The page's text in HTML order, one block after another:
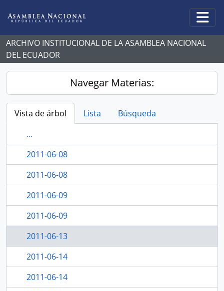
ARCHIVO INSTITUCIONAL DE LA ASAMBLEA NACIONAL
DEL ECUADOR
Navegar Materias:
Vista de árbol Lista
Búsqueda
...
2011-06-08
2011-06-08
2011-06-09
2011-06-09
2011-06-13
2011-06-14
2011-06-14